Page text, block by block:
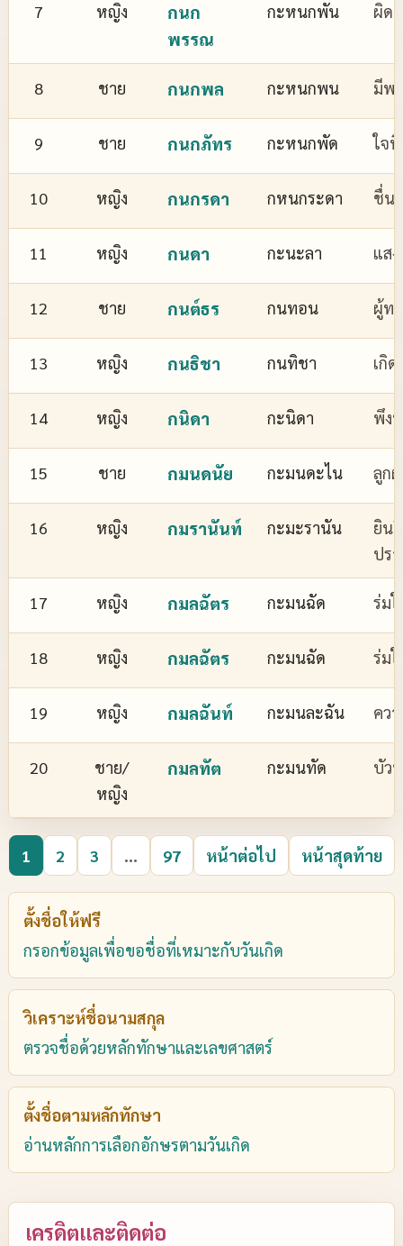
7 หญิง
กนก
พรรณ
กะหนกพัน ผิด
8 ชาย กนกพล กะหนกพน มีพ
9 ชาย กนกภัทร กะหนกพัด ใจ
10 หญิง กนกรดา กหนกระดา ชื่น
11 หญิง กนดา กะนะลา แสง
12 ชาย กนต์ธร กนทอน ผู้ท
13 หญิง กนธิชา กนทิชา เกิด
14 หญิง กนิดา กะนิดา พึง
15 ชาย กมนดนัย กะมนดะไน ลูก
16 หญิง กมรานันท์ กะมะรานัน
ยิน
ปร
17 หญิง กมลฉัตร กะมนฉัด ร่มใ
18 หญิง กมลฉัตร กะมนฉัด ร่มใ
19 หญิง กมลฉันท์ กะมนละฉัน คว
20
ชาย/
หญิง
กมลทัต กะมนทัด บัว
1 2 3 ... 97 หน้าต่อไป หน้าสุดท้าย
ตั้งชื่อให้ฟรี
กรอกข้อมูลเพื่อขอชื่อที่เหมาะกับวันเกิด
วิเคราะห์ชื่อนามสกุล
ตรวจชื่อด้วยหลักทักษาและเลขศาสตร์
ตั้งชื่อตามหลักทักษา
อ่านหลักการเลือกอักษรตามวันเกิด
เครดิตและติดต่อ